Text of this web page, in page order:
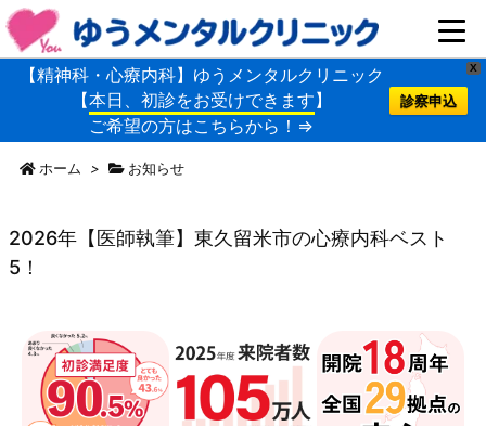
X
【精神科・心療内科】ゆうメンタルクリニック
【本日、初診をお受けできます】
ご希望の方はこちらから！⇒
診察申込
ホーム > お知らせ
2026年【医師執筆】東久留米市の心療内科ベスト
5！